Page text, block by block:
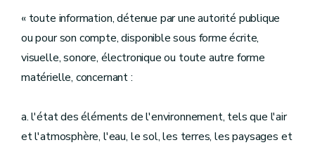
« toute information, détenue par une autorité publique
ou pour son compte, disponible sous forme écrite,
visuelle, sonore, électronique ou toute autre forme
matérielle, concernant :
a. l'état des éléments de l'environnement, tels que l'air
et l'atmosphère, l'eau, le sol, les terres, les paysages et